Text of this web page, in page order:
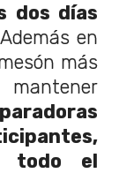
dos días
en
más
todo el